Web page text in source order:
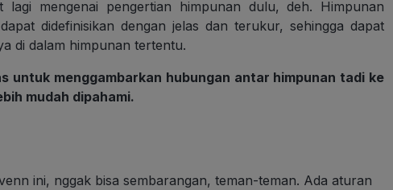
lagi mengenai pengertian himpunan dulu, deh. Himpunan
didefinisikan dengan jelas dan terukur, sehingga dapat
di dalam himpunan tertentu.
untuk menggambarkan hubungan antar himpunan tadi ke
mudah dipahami.
ini, nggak bisa sembarangan, teman-teman. Ada aturan